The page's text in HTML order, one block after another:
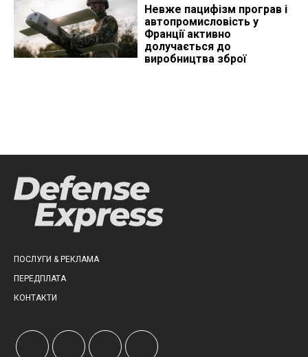
Невже пацифізм програв і
автопромисловість у
Франції активно
долучається до
виробництва зброї
ПОСЛУГИ & РЕКЛАМА
ПЕРЕДПЛАТА
КОНТАКТИ